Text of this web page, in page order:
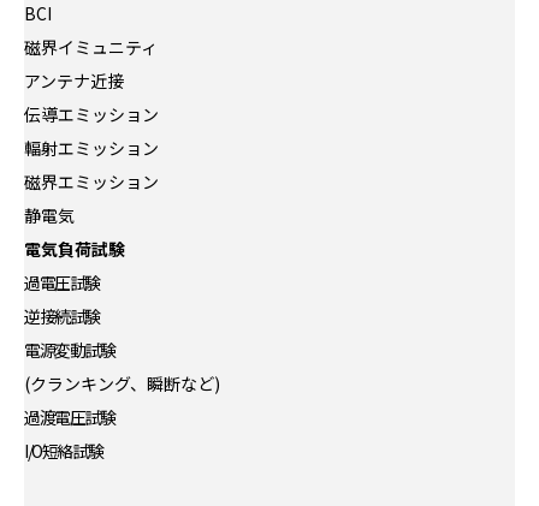
BCI
磁界イミュニティ
アンテナ近接
伝導エミッション
輻射エミッション
磁界エミッション
静電気
電気負荷試験
過電圧試験
逆接続試験
電源変動試験
(クランキング、瞬断など)
過渡電圧試験
I/O短絡試験